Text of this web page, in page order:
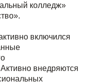
колледж»
включился
внедряются